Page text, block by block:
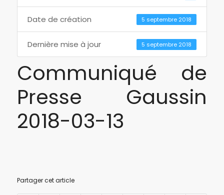
Date de création 5 septembre 2018
Dernière mise à jour 5 septembre 2018
Communiqué de
Presse Gaussin
2018-03-13
Partager cet article